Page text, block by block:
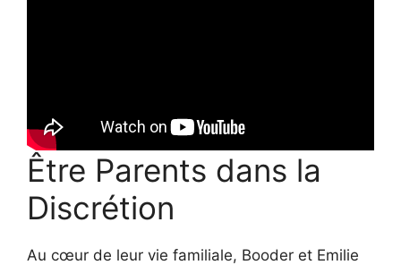
Être Parents dans la
Discrétion
Au cœur de leur vie familiale, Booder et Emilie